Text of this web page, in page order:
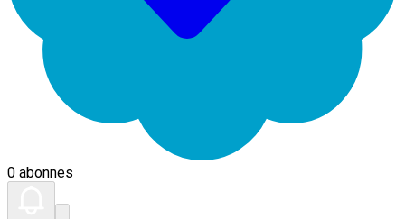
0 abonnes